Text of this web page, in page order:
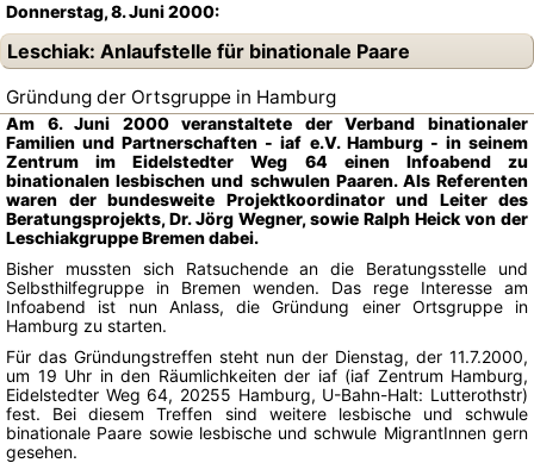
Donnerstag, 8. Juni 2000:
Leschiak: Anlaufstelle für binationale Paare
Gründung der Ortsgruppe in Hamburg
Am 6. Juni 2000 veranstaltete der Verband binationaler
Familien und Partnerschaften - iaf e.V. Hamburg - in seinem
Zentrum im Eidelstedter Weg 64 einen Infoabend zu
binationalen lesbischen und schwulen Paaren. Als Referenten
waren der bundesweite Projektkoordinator und Leiter des
Beratungsprojekts, Dr. Jörg Wegner, sowie Ralph Heick von der
Leschiakgruppe Bremen dabei.
Bisher mussten sich Ratsuchende an die Beratungsstelle und
Selbsthilfegruppe in Bremen wenden. Das rege Interesse am
Infoabend ist nun Anlass, die Gründung einer Ortsgruppe in
Hamburg zu starten.
Für das Gründungstreffen steht nun der Dienstag, der 11.7.2000,
um 19 Uhr in den Räumlichkeiten der iaf (iaf Zentrum Hamburg,
Eidelstedter Weg 64, 20255 Hamburg, U-Bahn-Halt: Lutterothstr)
fest. Bei diesem Treffen sind weitere lesbische und schwule
binationale Paare sowie lesbische und schwule MigrantInnen gern
gesehen.